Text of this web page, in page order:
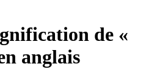
de «
anglais